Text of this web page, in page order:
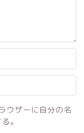
ウザーに自分の名
。